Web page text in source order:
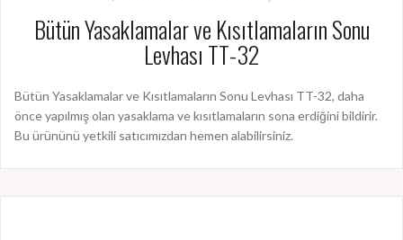
Bütün Yasaklamalar ve Kısıtlamaların Sonu
Levhası TT-32
Bütün Yasaklamalar ve Kısıtlamaların Sonu Levhası TT-32, daha
önce yapılmış olan yasaklama ve kısıtlamaların sona erdiğini bildirir.
Bu ürününü yetkili satıcımızdan hemen alabilirsiniz.